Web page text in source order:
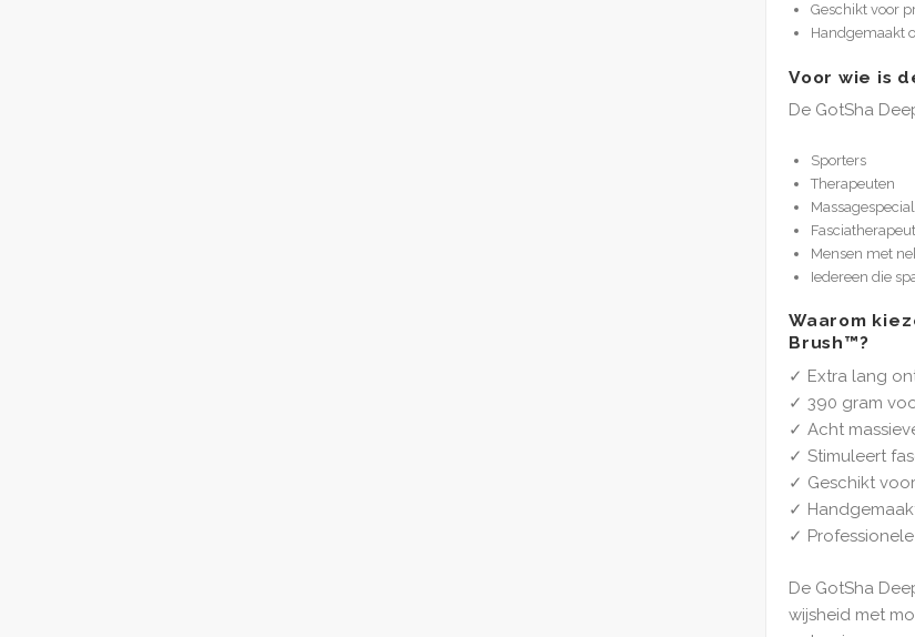
Geschikt voor
Handgemaakt
Voor wie is
De GotSha
Sporters
Therapeuten
Mensen met
Iedereen die
Waarom
Brush™?
✓ Extra lang
✓ 390 gram
✓ Acht
✓ Stimuleert
✓ Geschikt
✓
✓
De GotSha
wijsheid met